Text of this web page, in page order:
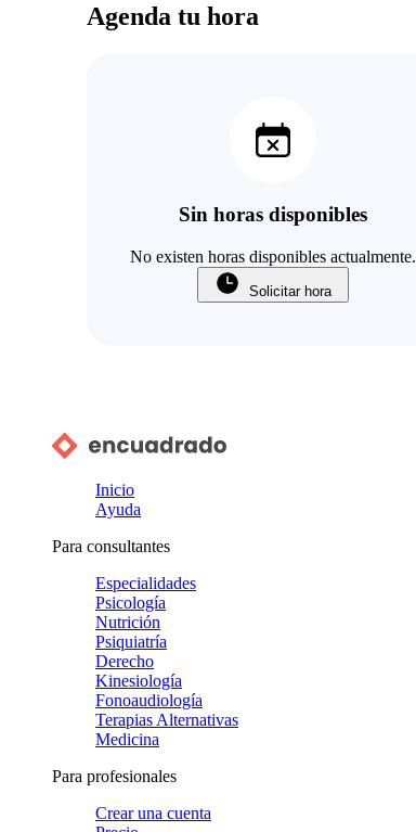
Agenda tu hora
Sin horas disponibles
No existen horas disponibles actualmente.
Solicitar hora
Inicio
Ayuda
Para consultantes
Especialidades
Psicología
Nutrición
Psiquiatría
Derecho
Kinesiología
Fonoaudiología
Terapias Alternativas
Medicina
Para profesionales
Crear una cuenta